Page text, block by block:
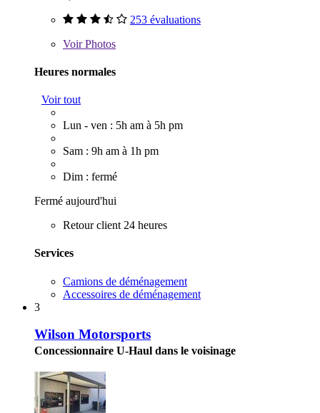
253 évaluations
VoirPhotos
Heures normales
Voir tout
Lun - ven : 5h am à 5h pm
Sam : 9h am à 1h pm
Dim : fermé
Fermé aujourd'hui
Retour client 24 heures
Services
Camions de déménagement
Accessoires de déménagement
3
Wilson Motorsports
Concessionnaire U-Haul dans le voisinage